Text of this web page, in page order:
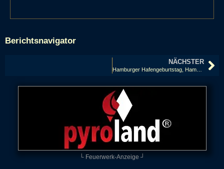
Berichtsnavigator
NÄCHSTER
Hamburger Hafengeburtstag, Hamburg
└ Feuerwerk-Anzeige ┘